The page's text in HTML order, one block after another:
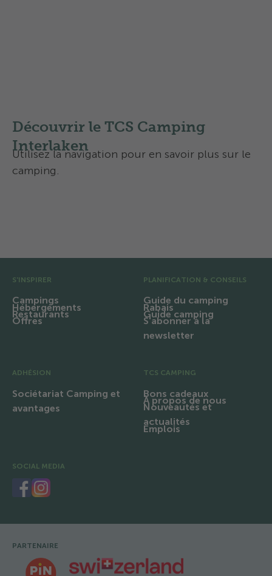
Découvrir le TCS Camping
Interlaken
Utilisez la navigation pour en savoir plus sur le
camping.
S'INSPIRER
Campings
Hébergements
Restaurants
Offres
PLANIFICATION & CONSEILS
Guide du camping
Rabais
Guide camping
S'abonner à la
newsletter
ADHÉSION
Sociétariat Camping et
avantages
TCS CAMPING
Bons cadeaux
À propos de nous
Nouveautés et
actualités
Emplois
SOCIAL MEDIA
Pied de page
PARTENAIRE